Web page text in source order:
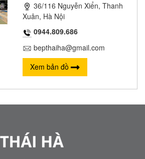
36/116 Nguyễn Xiển, Thanh
Xuân, Hà Nội
0944.809.686
bepthaiha@gmail.com
Xem bản đồ